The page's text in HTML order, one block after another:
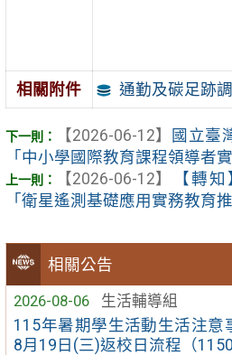
相關公告
2026-08-06
生活輔導組
115年暑期學生活動生活注意
8月19日(三)返校日流程（
相關附件 通勤及碳足跡
【2026-06-12】
國立臺
「中小學國際教育課程領導者
【2026-06-12】
【轉
「衛星遙測基礎應用實務教育